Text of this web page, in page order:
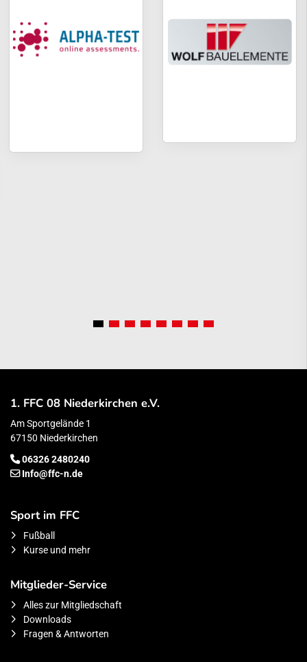
1. FFC 08 Niederkirchen e.V.
Am Sportgelände 1
67150 Niederkirchen
06326 2480240
Info@ffc-n.de
Sport im FFC
Fußball
Kurse und mehr
Mitglieder-Service
Alles zur Mitgliedschaft
Downloads
Fragen & Antworten